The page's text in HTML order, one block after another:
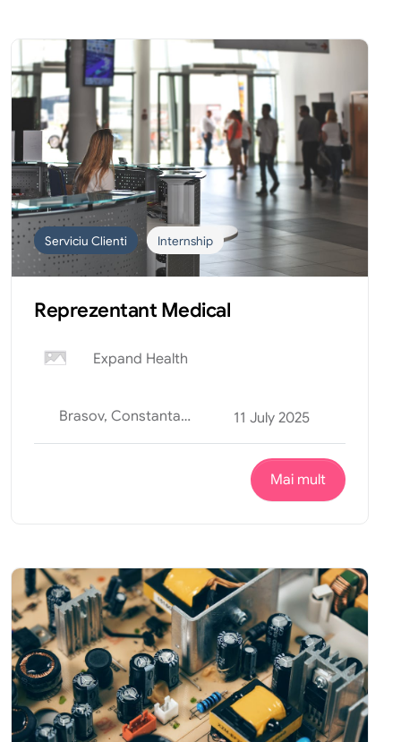
Serviciu Clienti Internship
Reprezentant Medical
Expand Health
Brasov, Constanta, Curtea de Arges, Oradea, Suceava 11 July 2025
Mai mult